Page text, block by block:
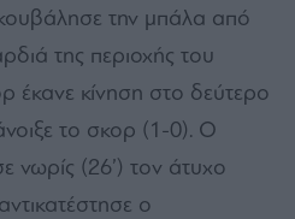
την μπάλα από
της περιοχής του
έκανε κίνηση στο δεύτερο
το σκορ (1-0). Ο
νωρίς (26’) τον άτυχο
ο